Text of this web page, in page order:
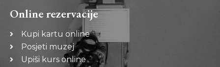
Online rezervacije
Kupi kartu online
Posjeti muzej
Upiši kurs online